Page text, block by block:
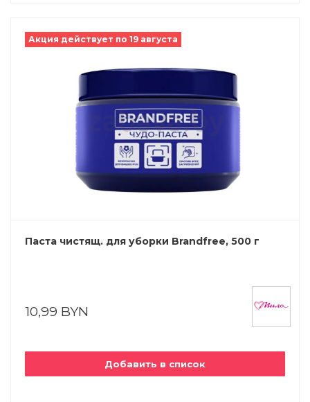
Акция действует по 19 августа
Паста чистящ. для уборки Brandfree, 500 г
10,99 BYN
Добавить в список